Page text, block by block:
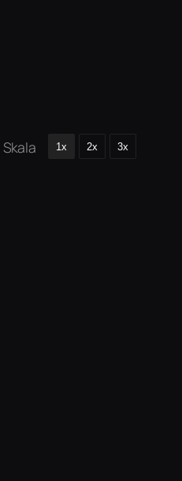
Skala 1x 2x 3x